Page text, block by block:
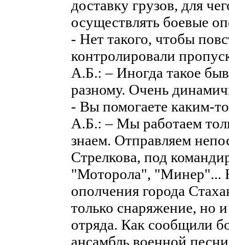
доставку грузов, для
осуществлять боевые
- Нет такого, чтобы
контролировали
А.Б.: – Иногда такое
разному. Очень
- Вы помогаете каким-
А.Б.: – Мы работаем
знаем. Отправляем
Стрелкова, под
"Моторола", "Минер"...
ополчения города
только снаряжение, но
отряда. Как сообщили
ансамбль военной